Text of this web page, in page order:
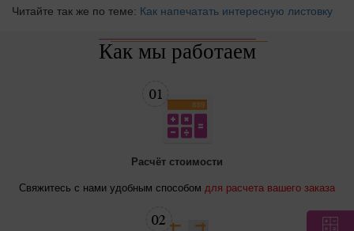
Читайте так же по теме: Как напечатать интересную листовку
Как мы работаем
Расчёт стоимости
Свяжитесь с нами удобным способом для расчета вашего заказа